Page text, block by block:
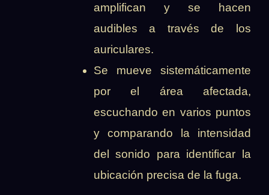
amplifican y se hacen
audibles a través de los
auriculares.
Se mueve sistemáticamente
por el área afectada,
escuchando en varios puntos
y comparando la intensidad
del sonido para identificar la
ubicación precisa de la fuga.